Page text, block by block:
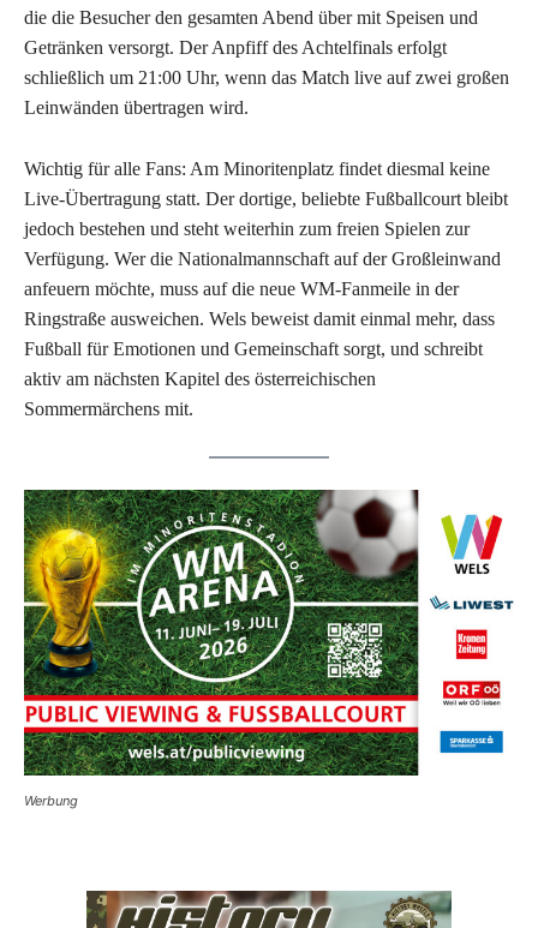
die die Besucher den gesamten Abend über mit Speisen und
Getränken versorgt. Der Anpfiff des Achtelfinals erfolgt
schließlich um 21:00 Uhr, wenn das Match live auf zwei großen
Leinwänden übertragen wird.
Wichtig für alle Fans: Am Minoritenplatz findet diesmal keine
Live-Übertragung statt. Der dortige, beliebte Fußballcourt bleibt
jedoch bestehen und steht weiterhin zum freien Spielen zur
Verfügung. Wer die Nationalmannschaft auf der Großleinwand
anfeuern möchte, muss auf die neue WM-Fanmeile in der
Ringstraße ausweichen. Wels beweist damit einmal mehr, dass
Fußball für Emotionen und Gemeinschaft sorgt, und schreibt
aktiv am nächsten Kapitel des österreichischen
Sommermärchens mit.
Werbung